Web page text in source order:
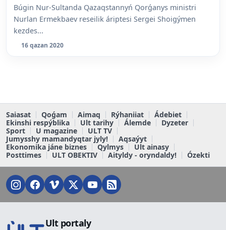
Búgin Nur-Sultanda Qazaqstannyń Qorǵanys ministri
Nurlan Ermekbaev reseilik áriptesi Sergei Shoigýmen
kezdes...
16 qazan 2020
Saiasat Qoǵam Aimaq Rýhaniiat
Ádebiet
Ekinshi respýblika
Ult tarihy Álemde
Dyzeter
Sport
U magazine
ULT TV
Jumysshy mamandyqtar jyly!
Aqsaýyt
Ekonomika jáne biznes
Qylmys
Ult ainasy
Posttimes
ULT OBEKTIV Aityldy - oryndaldy! Ózekti
Ult portaly